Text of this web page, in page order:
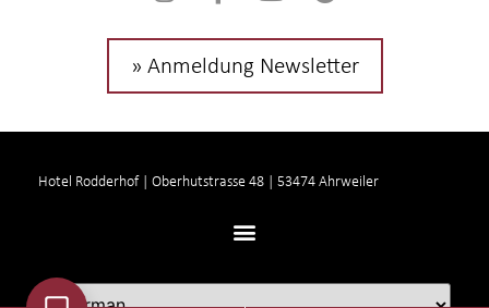
» Anmeldung Newsletter
Hotel Rodderhof | Oberhutstrasse 48 | 53474 Ahrweiler